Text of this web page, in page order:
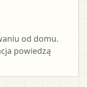
od domu.
powiedzą